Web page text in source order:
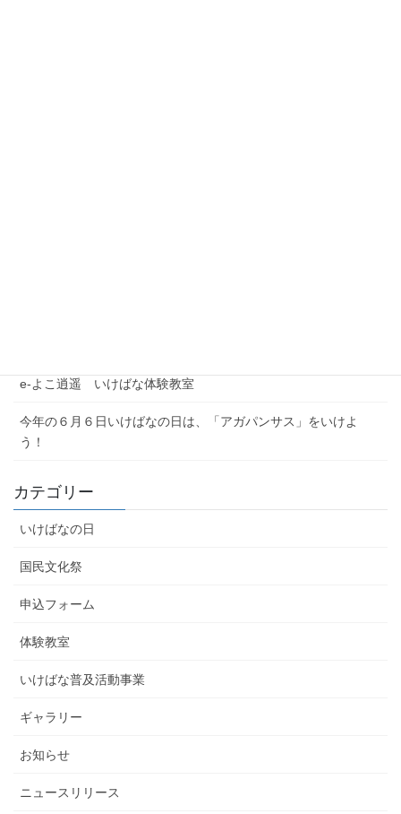
e-よこ逍遥 いけばな体験教室
今年の６月６日いけばなの日は、「アガパンサス」をいけよ
う！
カテゴリー
いけばなの日
国民文化祭
申込フォーム
体験教室
いけばな普及活動事業
ギャラリー
お知らせ
ニュースリリース